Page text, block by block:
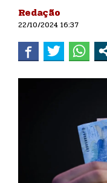
Redação
22/10/2024 16:37